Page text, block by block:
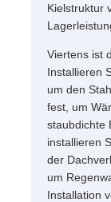
Kielstruktur
Viertens ist
Installieren
um den
fest, um
staubdichte
installieren
der
um
Installation